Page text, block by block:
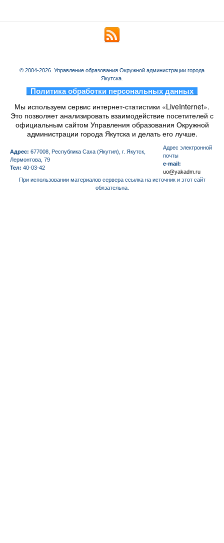
© 2004-2026. Управление образования Окружной администрации города
Якутска.
Политика обработки персональных данных
Мы используем сервис интернет-статистики «LiveInternet».
Это позволяет анализировать взаимодействие посетителей с
официальным сайтом Управления образования Окружной
администрации города Якутска и делать его лучше.
Адрес: 677008, Республика Саха (Якутия), г. Якутск,
Лермонтова, 79
Тел: 40-03-42
Aдрес электронной
почты
e-mail:
uo@yakadm.ru
При использовании материалов сервера ссылка на источник и этот сайт
обязательна.